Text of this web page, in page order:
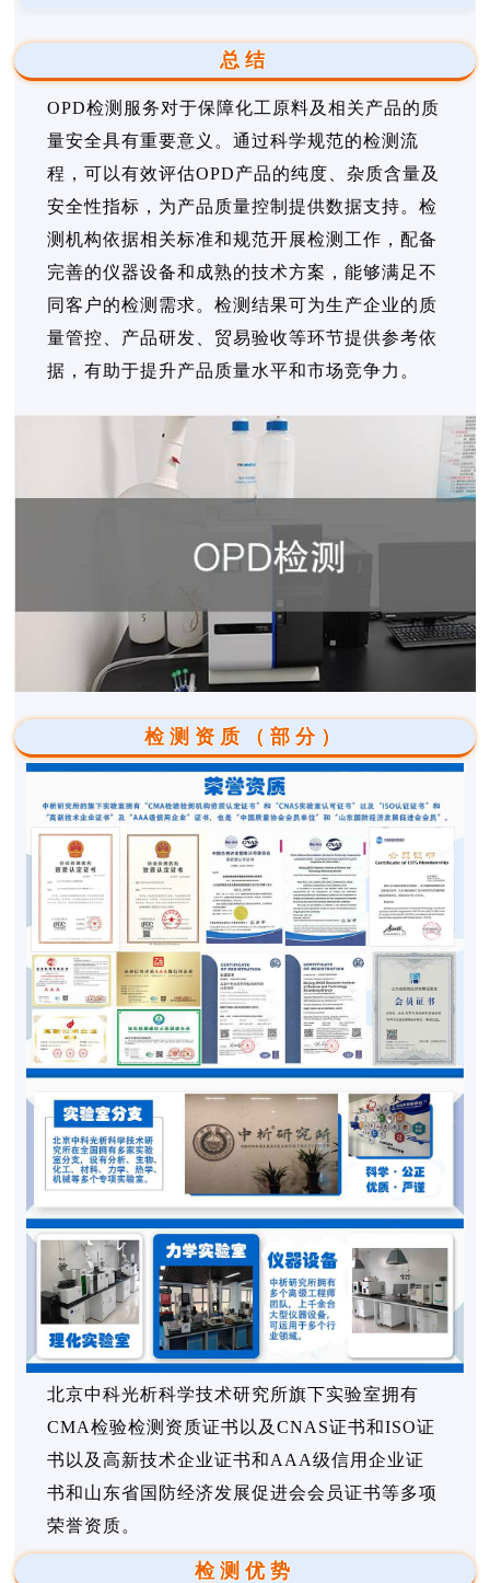
总结
OPD检测服务对于保障化工原料及相关产品的质
量安全具有重要意义。通过科学规范的检测流
程，可以有效评估OPD产品的纯度、杂质含量及
安全性指标，为产品质量控制提供数据支持。检
测机构依据相关标准和规范开展检测工作，配备
完善的仪器设备和成熟的技术方案，能够满足不
同客户的检测需求。检测结果可为生产企业的质
量管控、产品研发、贸易验收等环节提供参考依
据，有助于提升产品质量水平和市场竞争力。
检测资质（部分）
北京中科光析科学技术研究所旗下实验室拥有
CMA检验检测资质证书以及CNAS证书和ISO证
书以及高新技术企业证书和AAA级信用企业证
书和山东省国防经济发展促进会会员证书等多项
荣誉资质。
检测优势